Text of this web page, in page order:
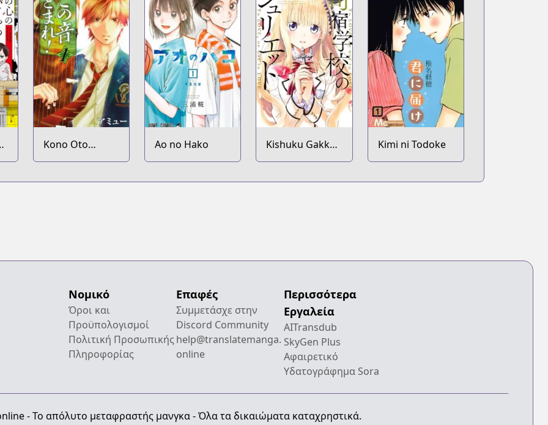
Kono Oto
Tomare!
Ao no Hako
Kishuku Gakkou
no Juliet
Kimi ni Todoke
Νομικό
Όροι και
Προϋπολογισμοί
Πολιτική Προσωπικής
Πληροφορίας
Επαφές
Συμμετάσχε στην
Discord Community
help@translatemanga.
online
Περισσότερα
Εργαλεία
AITransdub
SkyGen Plus
Αφαιρετικό
Υδατογράφημα Sora
- Το απόλυτο μεταφραστής μανγκα - Όλα τα δικαιώματα καταχρηστικά.